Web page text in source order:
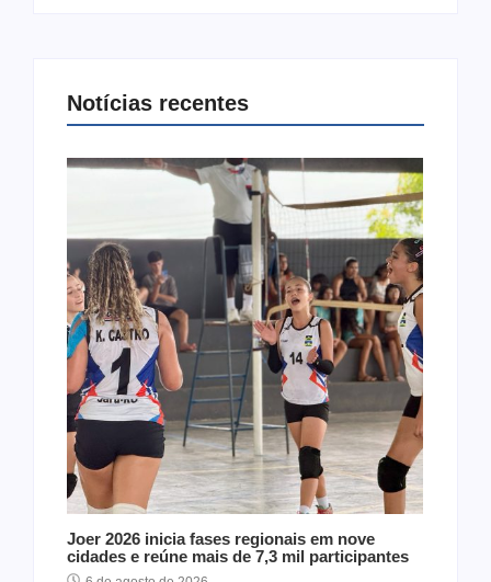
Notícias recentes
Joer 2026 inicia fases regionais em nove
cidades e reúne mais de 7,3 mil participantes